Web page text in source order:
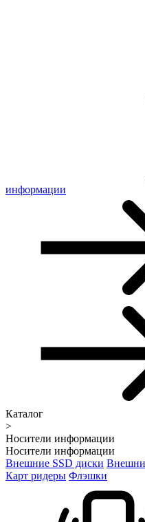
информации
Каталог
>
Носители информации
Носители информации
Внешние SSD диски
Карт ридеры Флэшки